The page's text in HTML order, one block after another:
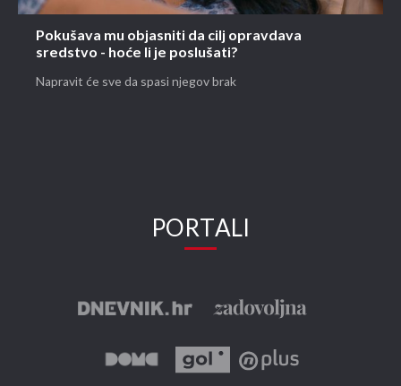
Pokušava mu objasniti da cilj opravdava
sredstvo - hoće li je poslušati?
Napravit će sve da spasi njegov brak
PORTALI